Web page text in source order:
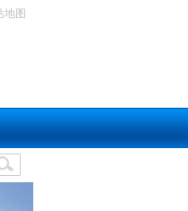
地图